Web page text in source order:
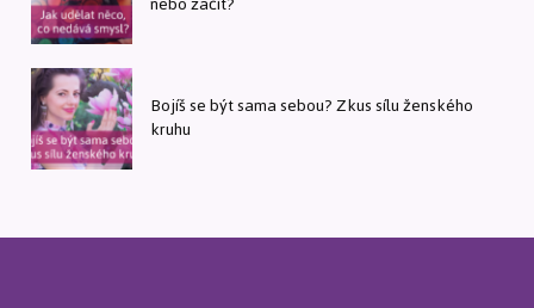
Bojíš se být sama sebou? Zkus sílu ženského
kruhu